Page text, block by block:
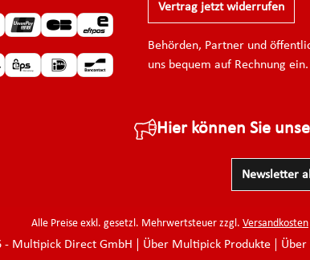
Vertrag jetzt widerrufen
Behörden, Partner und
uns bequem auf Rechnung ein.
Hier können Sie
Newsletter
Alle Preise exkl. gesetzl. Mehrwertsteuer zzgl. Versandkosten
- Multipick Direct GmbH Über Multipick Produkte